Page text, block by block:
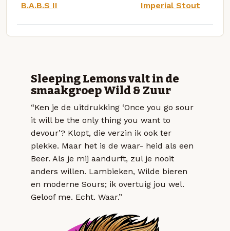
B.A.B.S II Imperial Stout
Sleeping Lemons valt in de
smaakgroep Wild & Zuur
“Ken je de uitdrukking ‘Once you go sour
it will be the only thing you want to
devour’? Klopt, die verzin ik ook ter
plekke. Maar het is de waar- heid als een
Beer. Als je mij aandurft, zul je nooit
anders willen. Lambieken, Wilde bieren
en moderne Sours; ik overtuig jou wel.
Geloof me. Echt. Waar.”